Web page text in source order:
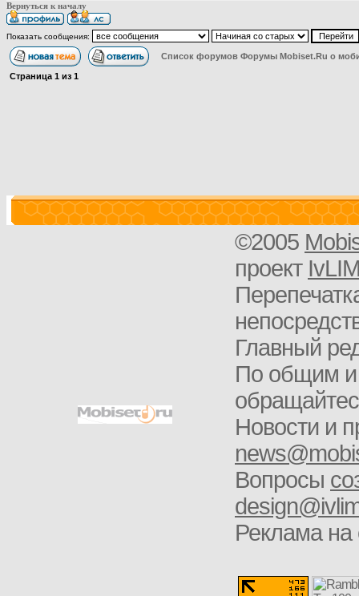
Вернуться к началу
Показать сообщения:
Список форумов Форумы Mobiset.Ru о
Страница 1 из 1
©2005
проект
Главный
По общим и
Новости и
Вопросы
Реклама на